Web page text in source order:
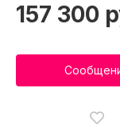
157 300